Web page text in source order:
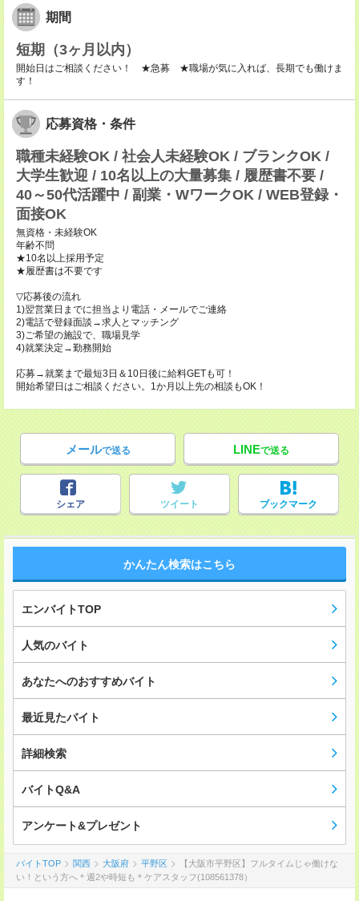
期間
短期（3ヶ月以内）
開始日はご相談ください！ ★急募 ★職場が気に入れば、長期でも働けま
す！
応募資格・条件
職種未経験OK / 社会人未経験OK / ブランクOK /
大学生歓迎 / 10名以上の大量募集 / 履歴書不要 /
40～50代活躍中 / 副業・WワークOK / WEB登録・
面接OK
無資格・未経験OK
年齢不問
★10名以上採用予定
★履歴書は不要です
▽応募後の流れ
1)翌営業日までに担当より電話・メールでご連絡
2)電話で登録面談→求人とマッチング
3)ご希望の施設で、職場見学
4)就業決定→勤務開始
応募→就業まで最短3日＆10日後に給料GETも可！
開始希望日はご相談ください。1か月以上先の相談もOK！
メールで送る LINEで送る
シェア ツイート ブックマーク
かんたん検索はこちら
エンバイトTOP
人気のバイト
あなたへのおすすめバイト
最近見たバイト
詳細検索
バイトQ&A
アンケート&プレゼント
バイトTOP 関西 大阪府 平野区
【大阪市平野区】フルタイムじゃ働けな
い！という方へ＊週2や時短も＊ケアスタッフ(108561378）